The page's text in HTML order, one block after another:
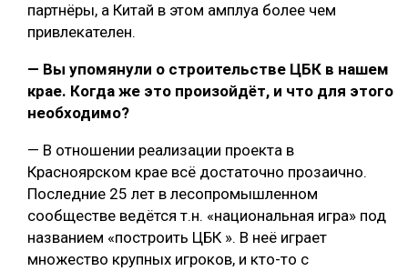
партнёры, а Китай в этом амплуа более чем
привлекателен.
— Вы упомянули о строительстве ЦБК в нашем
крае. Когда же это произойдёт, и что для этого
необходимо?
— В отношении реализации проекта в
Красноярском крае всё достаточно прозаично.
Последние 25 лет в лесопромышленном
сообществе ведётся т.н. «национальная игра» под
названием «построить ЦБК ». В неё играет
множество крупных игроков, и кто-то с